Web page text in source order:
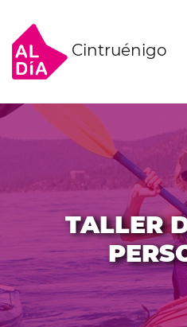
Cintruénigo
TALLER